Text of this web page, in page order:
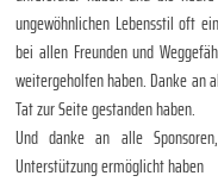
ungewöhnlichen Lebensstil oft
bei allen Freunden und
weitergeholfen haben. Danke an
Tat zur Seite gestanden haben.
Und danke an alle
Unterstützung ermöglicht haben